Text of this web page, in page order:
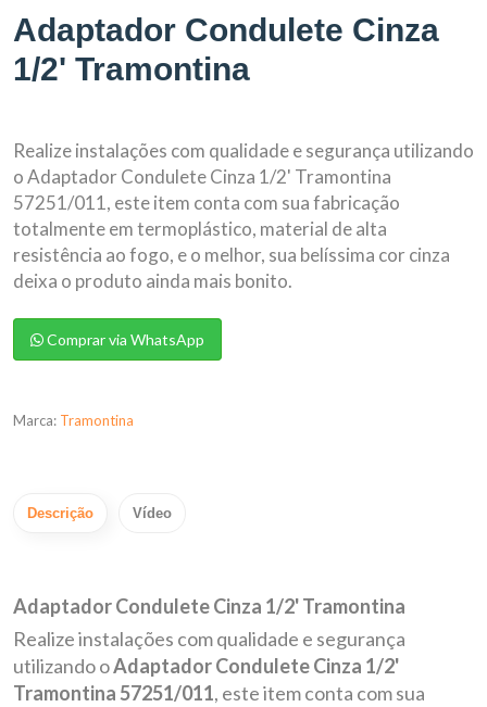
Adaptador Condulete Cinza
1/2' Tramontina
Realize instalações com qualidade e segurança utilizando
o Adaptador Condulete Cinza 1/2' Tramontina
57251/011, este item conta com sua fabricação
totalmente em termoplástico, material de alta
resistência ao fogo, e o melhor, sua belíssima cor cinza
deixa o produto ainda mais bonito.
Comprar via WhatsApp
Marca: Tramontina
Descrição Vídeo
Adaptador Condulete Cinza 1/2' Tramontina
Realize instalações com qualidade e segurança
utilizando oAdaptador Condulete Cinza 1/2'
Tramontina 57251/011, este item conta com sua